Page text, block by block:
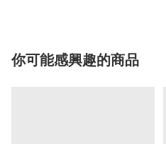
你可能感興趣的商品